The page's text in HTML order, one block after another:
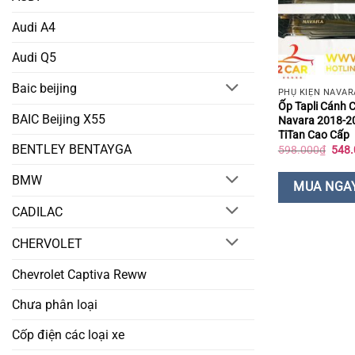
Audi A4
Audi Q5
Baic beijing
BAIC Beijing X55
BENTLEY BENTAYGA
BMW
CADILAC
CHERVOLET
Chevrolet Captiva Reww
Chưa phân loại
Cốp điện các loại xe
PHỤ KIỆN
Ốp Tapli Cánh
Navara 2018-
TiTan Cao Cấp
598.000₫ Giá
là:
MUA